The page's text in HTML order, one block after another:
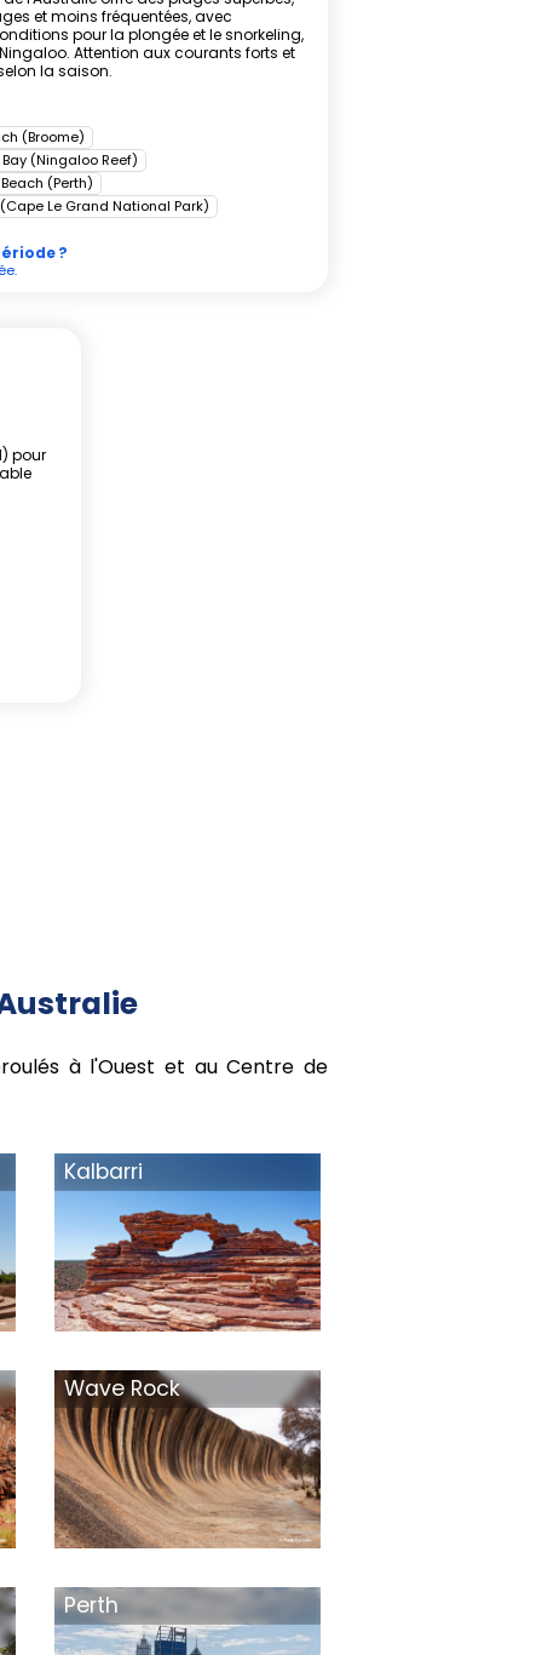
et moins fréquentées, avec
pour la plongée et le snorkeling,
Attention aux courants forts et
la saison.
(Broome)
(Ningaloo Reef)
(Perth)
Le Grand National Park)
?
pour
à l'Ouest et au Centre de
Kalbarri
Wave Rock
Perth